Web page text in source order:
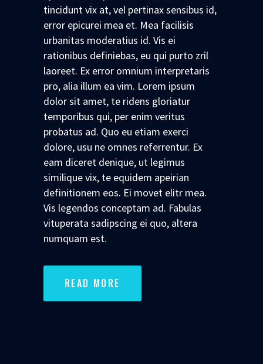
tincidunt vix at, vel pertinax sensibus id,
error epicurei mea et. Mea facilisis
urbanitas moderatius id. Vis ei
rationibus definiebas, eu qui purto zril
laoreet. Ex error omnium interpretaris
pro, alia illum ea vim. Lorem ipsum
dolor sit amet, te ridens gloriatur
temporibus qui, per enim veritus
probatus ad. Quo eu etiam exerci
dolore, usu ne omnes referrentur. Ex
eam diceret denique, ut legimus
similique vix, te equidem apeirian
definitionem eos. Ei movet elitr mea.
Vis legendos conceptam ad. Fabulas
vituperata sadipscing ei quo, altera
numquam est.
READ MORE